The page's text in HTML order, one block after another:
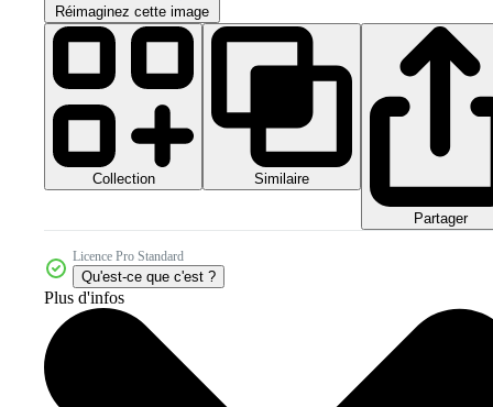
Réimaginez cette image
Collection Similaire
Partager
Licence Pro Standard
Qu'est-ce que c'est ?
Plus d'infos